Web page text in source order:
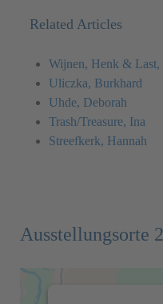
Related Articles
Wijnen, Henk & Last,
Uliczka, Burkhard
Uhde, Deborah
Trash/Treasure, Ina
Streefkerk, Hannah
Ausstellungsorte